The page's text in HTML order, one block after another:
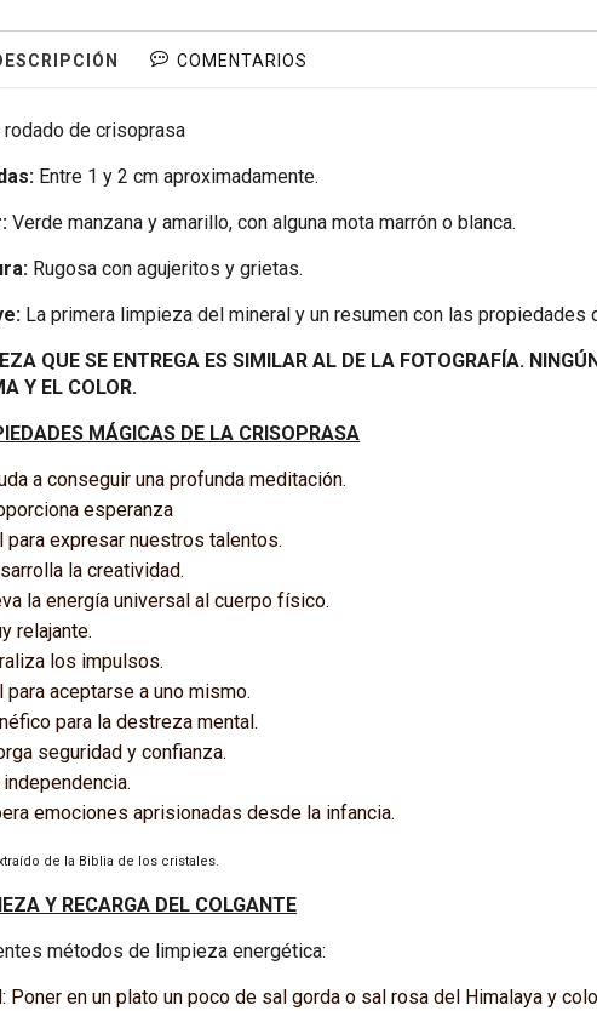
COMENTARIOS
rodado de crisoprasa
Entre 1 y 2 cm aproximadamente.
Verde manzana y amarillo, con alguna mota marrón o blanca.
Rugosa con agujeritos y grietas.
La primera limpieza del mineral y un resumen con las propiedades
QUE SE ENTREGA ES SIMILAR AL DE LA FOTOGRAFÍA.
Y EL COLOR.
MÁGICAS DE LA CRISOPRASA
a conseguir una profunda meditación.
esperanza
para expresar nuestros talentos.
la creatividad.
la energía universal al cuerpo físico.
relajante.
los impulsos.
para aceptarse a uno mismo.
para la destreza mental.
seguridad y confianza.
independencia.
emociones aprisionadas desde la infancia.
de la Biblia de los cristales.
Y RECARGA DEL COLGANTE
métodos de limpieza energética:
Poner en un plato un poco de sal gorda o sal rosa del Himalaya y